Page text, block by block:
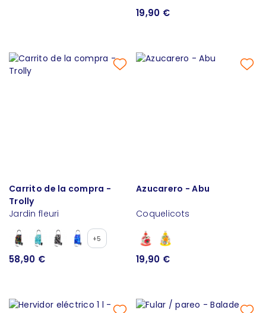
19,90 €
Carrito de la compra -
Trolly
Jardin fleuri
+5
58,90 €
Azucarero - Abu
Coquelicots
19,90 €